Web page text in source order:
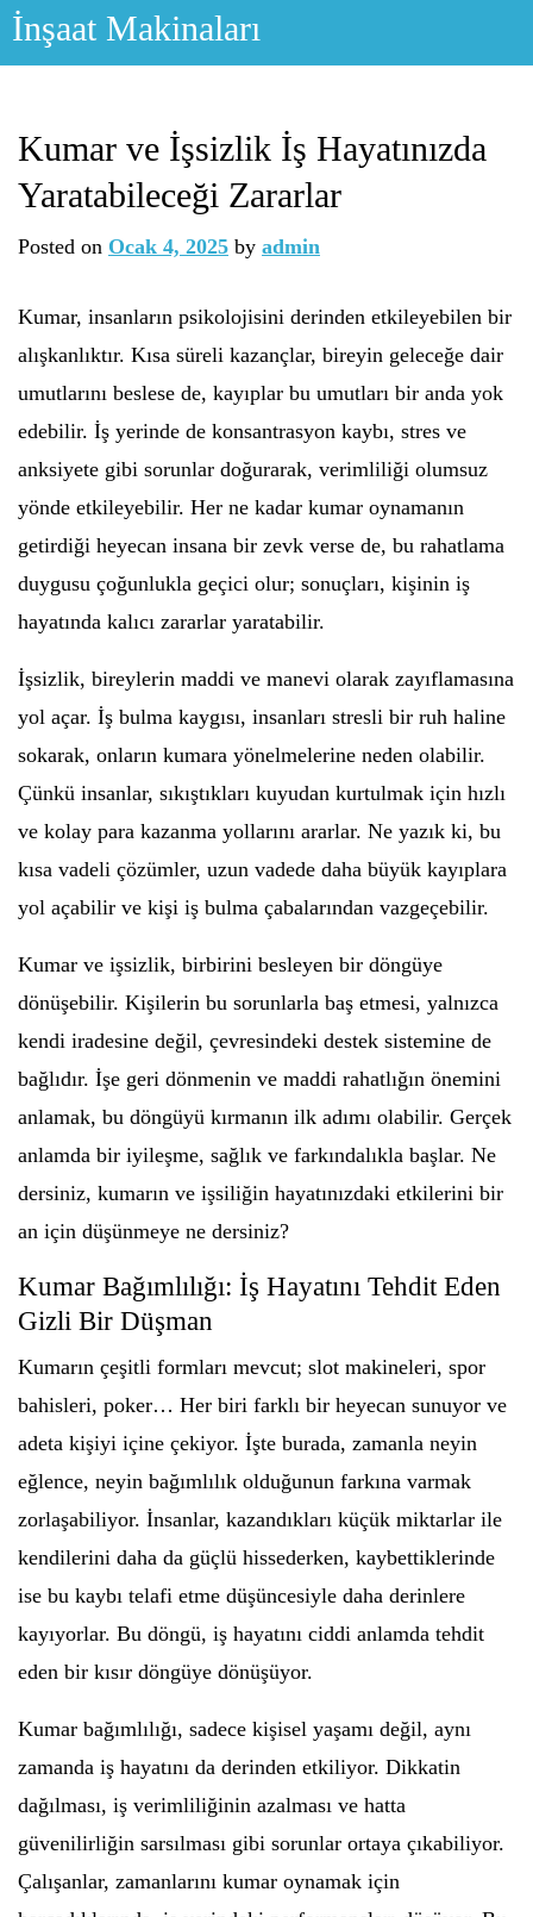
Skip
İnşaat Makinaları
Kumar ve İşsizlik İş Hayatınızda
Yaratabileceği Zararlar
Posted on Ocak 4, 2025 by admin
Kumar, insanların psikolojisini derinden etkileyebilen bir
alışkanlıktır. Kısa süreli kazançlar, bireyin geleceğe dair
umutlarını beslese de, kayıplar bu umutları bir anda yok
edebilir. İş yerinde de konsantrasyon kaybı, stres ve
anksiyete gibi sorunlar doğurarak, verimliliği olumsuz
yönde etkileyebilir. Her ne kadar kumar oynamanın
getirdiği heyecan insana bir zevk verse de, bu rahatlama
duygusu çoğunlukla geçici olur; sonuçları, kişinin iş
hayatında kalıcı zararlar yaratabilir.
İşsizlik, bireylerin maddi ve manevi olarak zayıflamasına
yol açar. İş bulma kaygısı, insanları stresli bir ruh haline
sokarak, onların kumara yönelmelerine neden olabilir.
Çünkü insanlar, sıkıştıkları kuyudan kurtulmak için hızlı
ve kolay para kazanma yollarını ararlar. Ne yazık ki, bu
kısa vadeli çözümler, uzun vadede daha büyük kayıplara
yol açabilir ve kişi iş bulma çabalarından vazgeçebilir.
Kumar ve işsizlik, birbirini besleyen bir döngüye
dönüşebilir. Kişilerin bu sorunlarla baş etmesi, yalnızca
kendi iradesine değil, çevresindeki destek sistemine de
bağlıdır. İşe geri dönmenin ve maddi rahatlığın önemini
anlamak, bu döngüyü kırmanın ilk adımı olabilir. Gerçek
anlamda bir iyileşme, sağlık ve farkındalıkla başlar. Ne
dersiniz, kumarın ve işsiliğin hayatınızdaki etkilerini bir
an için düşünmeye ne dersiniz?
Kumar Bağımlılığı: İş Hayatını Tehdit Eden
Gizli Bir Düşman
Kumarın çeşitli formları mevcut; slot makineleri, spor
bahisleri, poker… Her biri farklı bir heyecan sunuyor ve
adeta kişiyi içine çekiyor. İşte burada, zamanla neyin
eğlence, neyin bağımlılık olduğunun farkına varmak
zorlaşabiliyor. İnsanlar, kazandıkları küçük miktarlar ile
kendilerini daha da güçlü hissederken, kaybettiklerinde
ise bu kaybı telafi etme düşüncesiyle daha derinlere
kayıyorlar. Bu döngü, iş hayatını ciddi anlamda tehdit
eden bir kısır döngüye dönüşüyor.
Kumar bağımlılığı, sadece kişisel yaşamı değil, aynı
zamanda iş hayatını da derinden etkiliyor. Dikkatin
dağılması, iş verimliliğinin azalması ve hatta
güvenilirliğin sarsılması gibi sorunlar ortaya çıkabiliyor.
Çalışanlar, zamanlarını kumar oynamak için